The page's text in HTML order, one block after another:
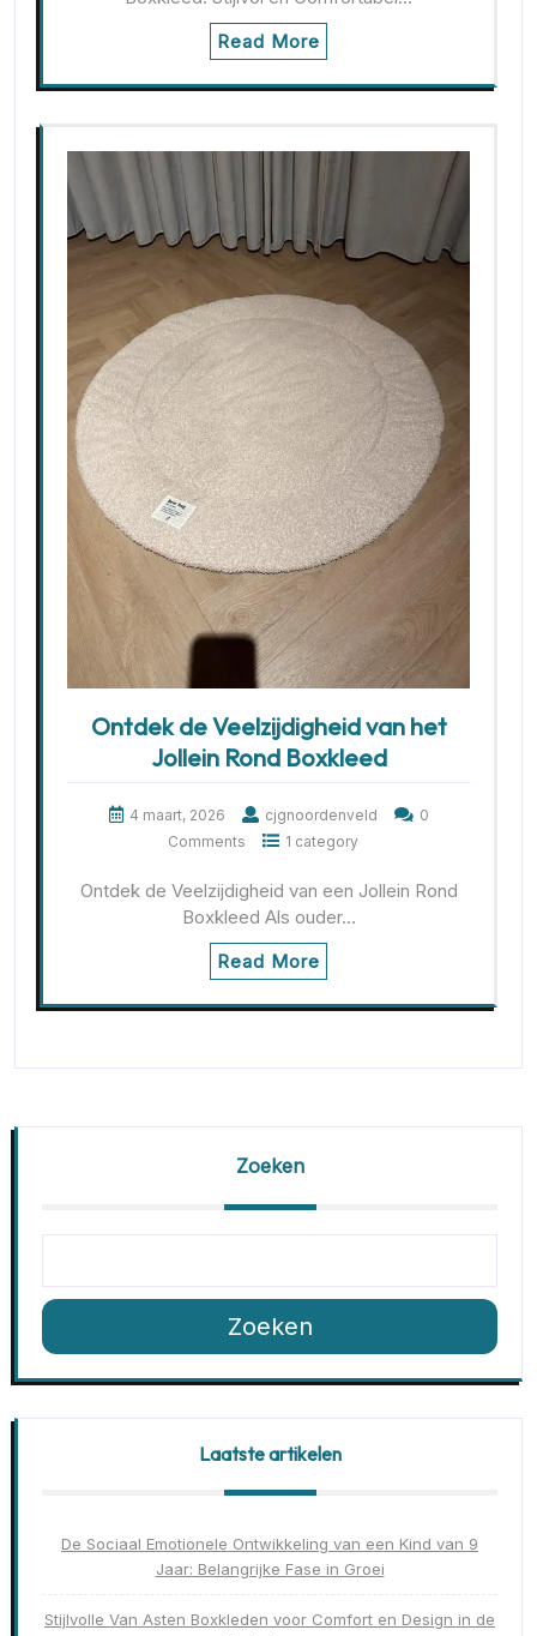
Read More
Ontdek de Veelzijdigheid van het
Jollein Rond Boxkleed
4 maart, 2026 cjgnoordenveld
0
Comments
1 category
Ontdek de Veelzijdigheid van een Jollein Rond
Boxkleed Als ouder…
Read More
Zoeken
Zoeken
Laatste artikelen
De Sociaal Emotionele Ontwikkeling van een Kind van 9
Jaar: Belangrijke Fase in Groei
Stijlvolle Van Asten Boxkleden voor Comfort en Design in de